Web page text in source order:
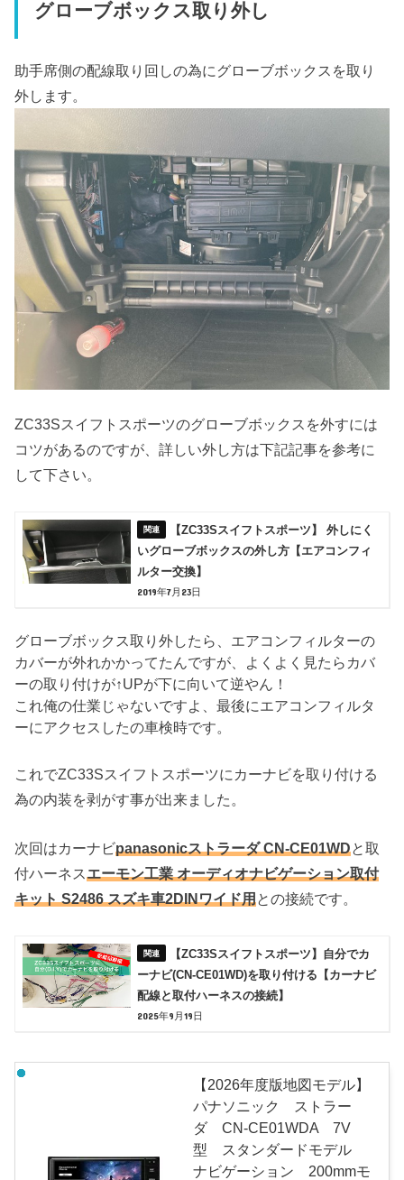
グローブボックス取り外し
助手席側の配線取り回しの為にグローブボックスを取り
外します。
ZC33Sスイフトスポーツのグローブボックスを外すには
コツがあるのですが、詳しい外し方は下記記事を参考に
して下さい。
【ZC33Sスイフトスポーツ】 外しにく
いグローブボックスの外し方【エアコンフィ
ルター交換】
2019年7月23日
グローブボックス取り外したら、エアコンフィルターの
カバーが外れかかってたんですが、よくよく見たらカバ
ーの取り付けが↑UPが下に向いて逆やん！
これ俺の仕業じゃないですよ、最後にエアコンフィルタ
ーにアクセスしたの車検時です。
これでZC33Sスイフトスポーツにカーナビを取り付ける
為の内装を剥がす事が出来ました。
次回はカーナビpanasonicストラーダ CN-CE01WDと取
付ハーネスエーモン工業 オーディオナビゲーション取付
キット S2486 スズキ車2DINワイド用との接続です。
【ZC33Sスイフトスポーツ】自分でカ
ーナビ(CN-CE01WD)を取り付ける【カーナビ
配線と取付ハーネスの接続】
2025年9月19日
【2026年度版地図モデル】
パナソニック ストラー
ダ CN-CE01WDA 7V
型 スタンダードモデル
ナビゲーション 200mmモ